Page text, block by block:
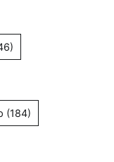
(184)